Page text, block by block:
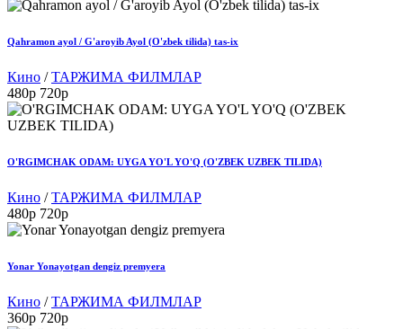
Qahramon ayol / G'aroyib Ayol (O'zbek tilida) tas-ix
Кино /ТАРЖИМА ФИЛМЛАР
480p 720p
O'RGIMCHAK ODAM: UYGA YO'L YO'Q (O'ZBEK UZBEK TILIDA)
Кино /ТАРЖИМА ФИЛМЛАР
480p 720p
Yonar Yonayotgan dengiz premyera
Кино /ТАРЖИМА ФИЛМЛАР
360p 720p